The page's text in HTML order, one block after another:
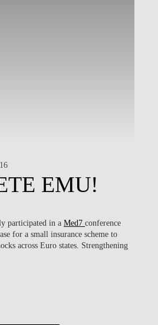
EMU!
participated in aMed7conference
for a small insurance scheme to
across Euro states. Strengthening